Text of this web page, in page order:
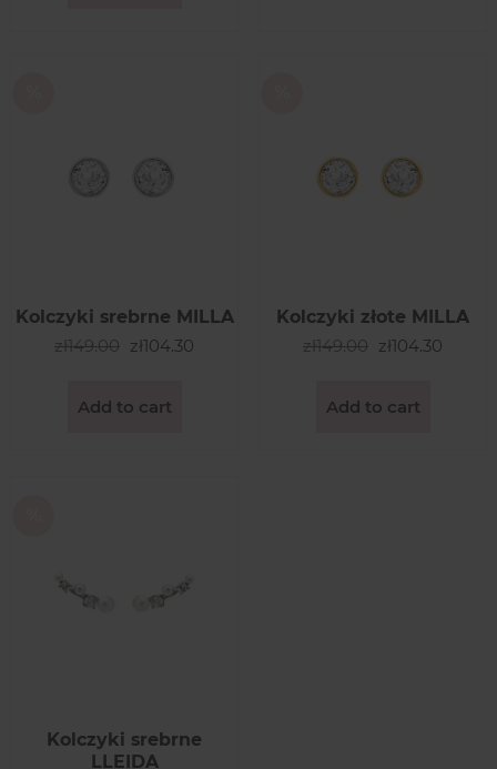
Kolczyki srebrne MILLA
zł149.00 zł104.30
Add to cart
Kolczyki złote MILLA
zł149.00 zł104.30
Add to cart
Kolczyki srebrne
LLEIDA